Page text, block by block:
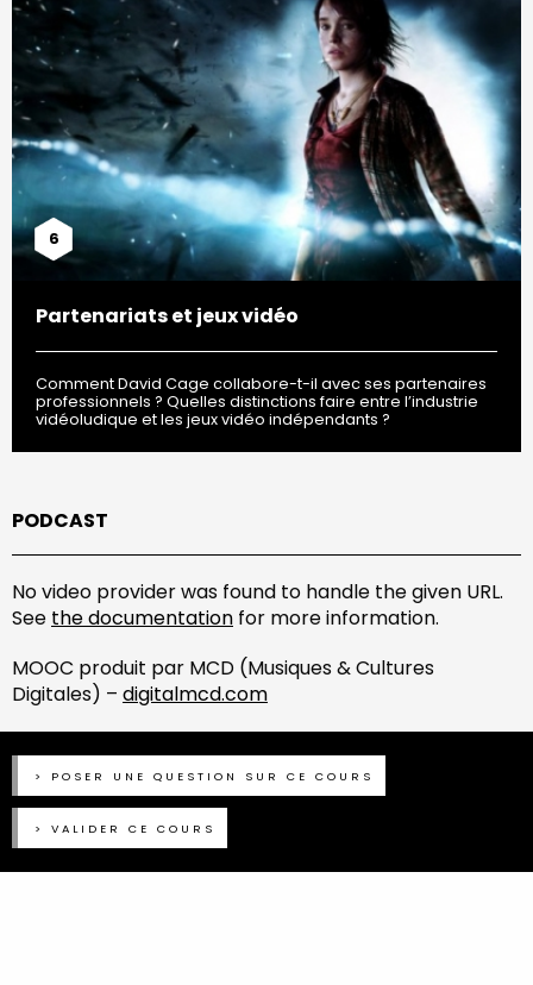
6
Partenariats et jeux vidéo
Comment David Cage collabore-t-il avec ses partenaires
professionnels ? Quelles distinctions faire entre l’industrie
vidéoludique et les jeux vidéo indépendants ?
PODCAST
No video provider was found to handle the given URL.
See the documentation for more information.
MOOC produit par MCD (Musiques & Cultures
Digitales) – digitalmcd.com
POSER UNE QUESTION SUR CE COURS
VALIDER CE COURS